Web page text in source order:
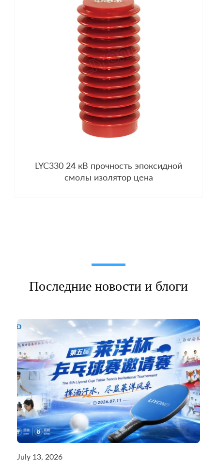
LYC330 24 кВ прочность эпоксидной
смолы изолятор цена
Последние новости и блоги
July 13, 2026